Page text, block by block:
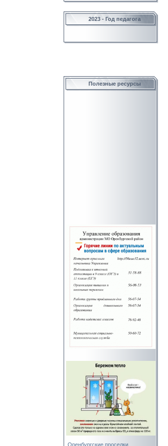
2023 - Год педагога
Полезные ресурсы
Оренбургские проселки